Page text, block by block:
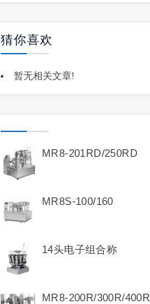
猜你喜欢
暂无相关文章!
MR8-201RD/250RD
MR8S-100/160
14头电子组合称
MR8-200R/300R/400R